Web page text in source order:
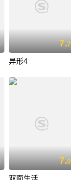
7.7
异形4
7.0